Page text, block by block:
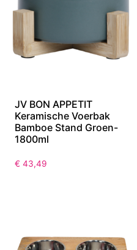
JV BON APPETIT
Keramische Voerbak
Bamboe Stand Groen-
1800ml
€ 43,49